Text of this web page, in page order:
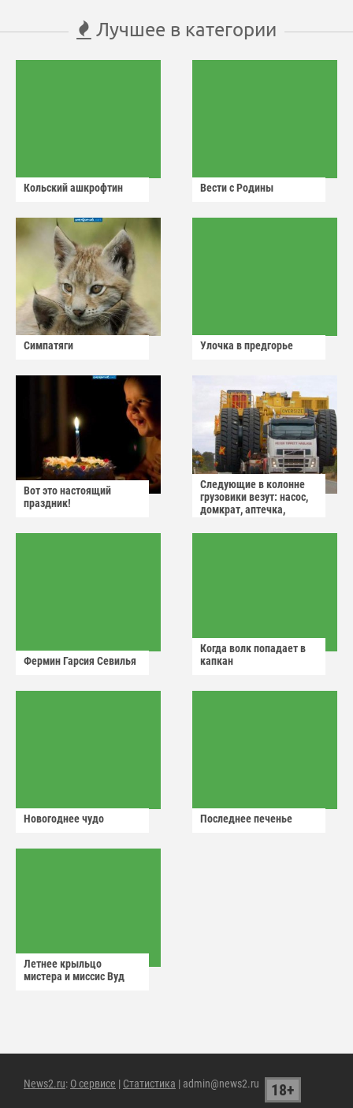
Лучшее в категории
Кольский ашкрофтин Вести с Родины
Симпатяги Улочка в предгорье
Вот это настоящий
праздник!
Следующие в колонне
грузовики везут: насос,
домкрат, аптечка,
Фермин Гарсия Севилья
Когда волк попадает в
капкан
Новогоднее чудо Последнее печенье
Летнее крыльцо
мистера и миссис Вуд
News2.ru: О сервисе | Статистика | admin@news2.ru 18+